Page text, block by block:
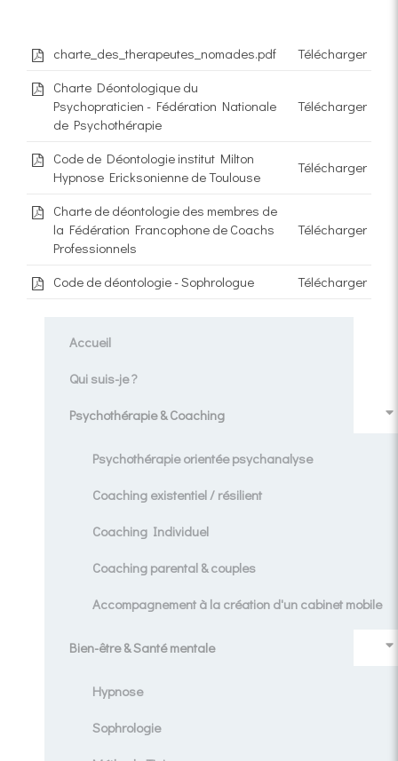
charte_des_therapeutes_nomades.pdf
Télécharger
Charte Déontologique du
Psychopraticien - Fédération Nationale
de Psychothérapie
Télécharger
Code de Déontologie institut Milton
Hypnose Ericksonienne de Toulouse
Télécharger
Charte de déontologie des membres de
la Fédération Francophone de Coachs
Professionnels
Télécharger
Code de déontologie - Sophrologue Télécharger
Accueil
Qui suis-je ?
Psychothérapie & Coaching
Psychothérapie orientée psychanalyse
Coaching existentiel / résilient
Coaching Individuel
Coaching parental & couples
Accompagnement à la création d'un cabinet mobile
Bien-être & Santé mentale
Hypnose
Sophrologie